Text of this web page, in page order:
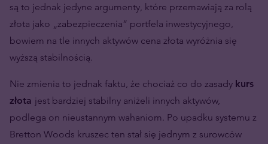
są to jednak jedyne argumenty, które przemawiają za rolą
złota jako „zabezpieczenia” portfela inwestycyjnego,
bowiem na tle innych aktywów cena złota wyróżnia się
wyższą stabilnością.
Nie zmienia to jednak faktu, że chociaż co do zasady kurs
złota jest bardziej stabilny aniżeli innych aktywów,
podlega on nieustannym wahaniom. Po upadku systemu z
Bretton Woods kruszec ten stał się jednym z surowców